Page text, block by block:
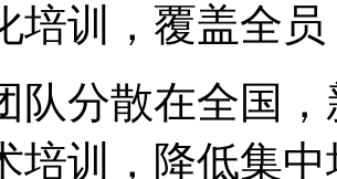
训，覆盖全员
分散在全国
培训，降低集